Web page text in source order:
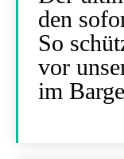
den
So
vor
im